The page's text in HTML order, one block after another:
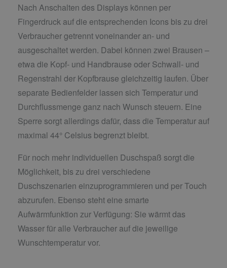
Nach Anschalten des Displays können per
Fingerdruck auf die entsprechenden Icons bis zu drei
Verbraucher getrennt voneinander an- und
ausgeschaltet werden. Dabei können zwei Brausen –
etwa die Kopf- und Handbrause oder Schwall- und
Regenstrahl der Kopfbrause gleichzeitig laufen. Über
separate Bedienfelder lassen sich Temperatur und
Durchflussmenge ganz nach Wunsch steuern. Eine
Sperre sorgt allerdings dafür, dass die Temperatur auf
maximal 44° Celsius begrenzt bleibt.
Für noch mehr individuellen Duschspaß sorgt die
Möglichkeit, bis zu drei verschiedene
Duschszenarien einzuprogrammieren und per Touch
abzurufen. Ebenso steht eine smarte
Aufwärmfunktion zur Verfügung: Sie wärmt das
Wasser für alle Verbraucher auf die jeweilige
Wunschtemperatur vor.